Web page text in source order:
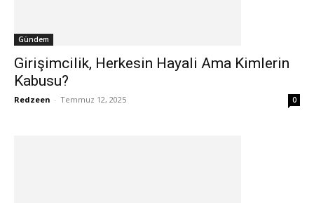
Gündem
Girişimcilik, Herkesin Hayali Ama Kimlerin
Kabusu?
Redzeen - Temmuz 12, 2025 0